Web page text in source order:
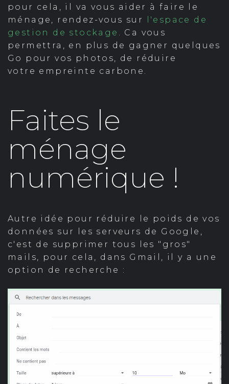
pour cela, il va vous aider à faire le
ménage, rendez-vous sur
l'espace de
gestion de stockage . Ca vous
permettra, en plus de gagner quelques
Go pour vos photos, de réduire
votre empreinte carbone.
Faites le
ménage
numérique !
Autre idée pour réduire le poids de vos
données sur les serveurs de Google,
c'est de supprimer tous les "gros"
mails, pour cela, dans Gmail, il y a une
option de recherche :